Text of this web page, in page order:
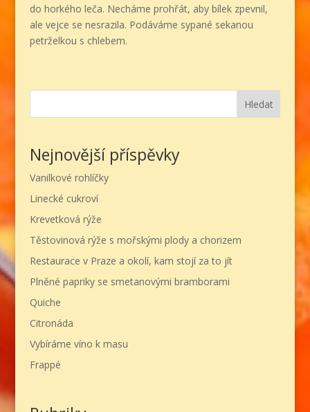
do horkého leča. Necháme prohřát, aby bílek zpevnil,
ale vejce se nesrazila. Podáváme sypané sekanou
petrželkou s chlebem.
Hledat
Nejnovější příspěvky
Vanilkové rohlíčky
Linecké cukroví
Krevetková rýže
Těstovinová rýže s mořskými plody a chorizem
Restaurace v Praze a okolí, kam stojí za to jít
Plněné papriky se smetanovými bramborami
Quiche
Citronáda
Vybíráme víno k masu
Frappé